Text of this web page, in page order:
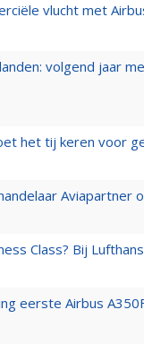
vlucht met
volgend jaar
het tij keren voor
Aviapartner
Class? Bij
eerste Airbus